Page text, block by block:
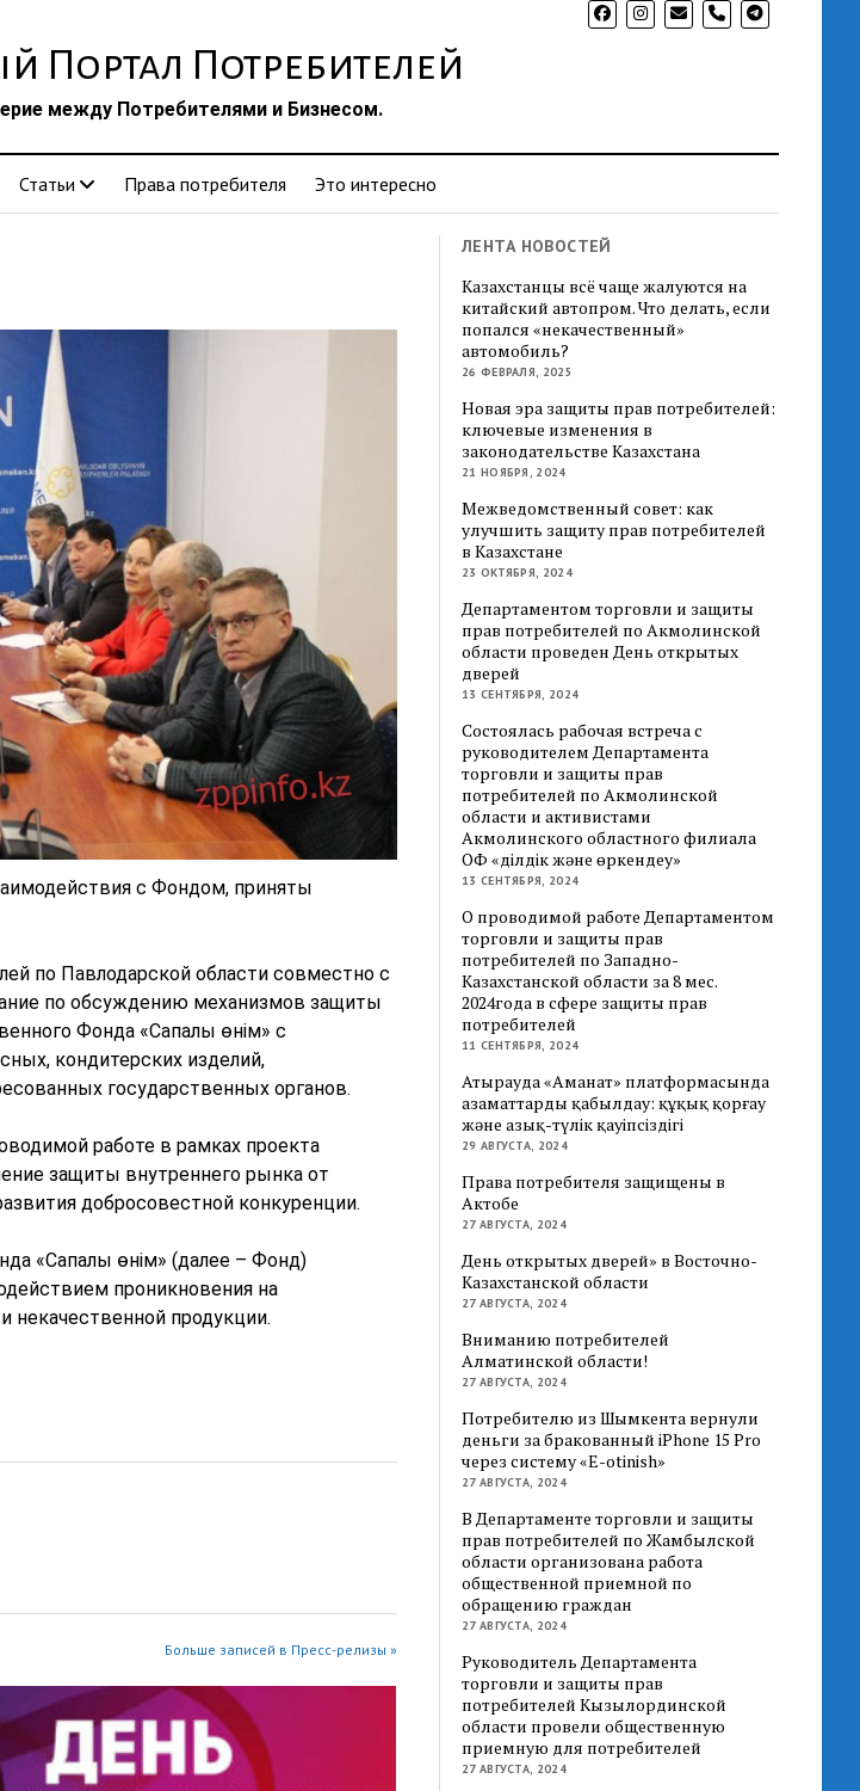
phone
Потребителей
между Потребителями и Бизнесом.
Статьи Права потребителя Это интересно
с Фондом, приняты
по Павлодарской области совместно с
по обсуждению механизмов защиты
Фонда «Сапалы өнім» с
кондитерских изделий,
государственных органов.
работе в рамках проекта
защиты внутреннего рынка от
добросовестной конкуренции.
«Сапалы өнім» (далее – Фонд)
проникновения на
некачественной продукции.
Больше записей в Пресс-релизы »
ЛЕНТА НОВОСТЕЙ
Казахстанцы всё чаще жалуются на
китайский автопром. Что делать, если
попался «некачественный»
автомобиль?
26 ФЕВРАЛЯ, 2025
Новая эра защиты прав потребителей:
ключевые изменения в
законодательстве Казахстана
21 НОЯБРЯ, 2024
Межведомственный совет: как
улучшить защиту прав потребителей
в Казахстане
23 ОКТЯБРЯ, 2024
Департаментом торговли и защиты
прав потребителей по Акмолинской
области проведен День открытых
дверей
13 СЕНТЯБРЯ, 2024
Состоялась рабочая встреча с
руководителем Департамента
торговли и защиты прав
потребителей по Акмолинской
области и активистами
Акмолинского областного филиала
ОФ «Әділдік және өркендеу»
13 СЕНТЯБРЯ, 2024
О проводимой работе Департаментом
торговли и защиты прав
потребителей по Западно-
Казахстанской области за 8 мес.
2024года в сфере защиты прав
потребителей
11 СЕНТЯБРЯ, 2024
Атырауда «Аманат» платформасында
азаматтарды қабылдау: құқық қорғау
және азық-түлік қауіпсіздігі
29 АВГУСТА, 2024
Права потребителя защищены в
Актобе
27 АВГУСТА, 2024
День открытых дверей» в Восточно-
Казахстанской области
27 АВГУСТА, 2024
Вниманию потребителей
Алматинской области!
27 АВГУСТА, 2024
Потребителю из Шымкента вернули
деньги за бракованный iPhone 15 Pro
через систему «E-otinish»
27 АВГУСТА, 2024
В Департаменте торговли и защиты
прав потребителей по Жамбылской
области организована работа
общественной приемной по
обращению граждан
27 АВГУСТА, 2024
Руководитель Департамента
торговли и защиты прав
потребителей Кызылординской
области провели общественную
приемную для потребителей
27 АВГУСТА, 2024